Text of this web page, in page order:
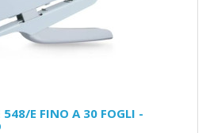
E FINO A 30 FOGLI -